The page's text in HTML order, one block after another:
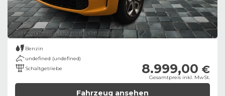
Bild zeigt Beispielabbildung des Fahrzeugs
Benzin
undefined (undefined)
Schaltgetriebe
8.999,00 €
Gesamtpreis inkl. MwSt.
Fahrzeug ansehen